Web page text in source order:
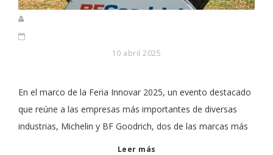
10 abril 2025
En el marco de la Feria Innovar 2025, un evento destacado
que reúne a las empresas más importantes de diversas
industrias, Michelin y BF Goodrich, dos de las marcas más
Leer más